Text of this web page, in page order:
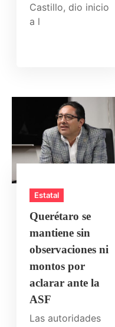
Castillo, dio inicio
a l
Estatal
Querétaro se
mantiene sin
observaciones ni
montos por
aclarar ante la
ASF
Las autoridades